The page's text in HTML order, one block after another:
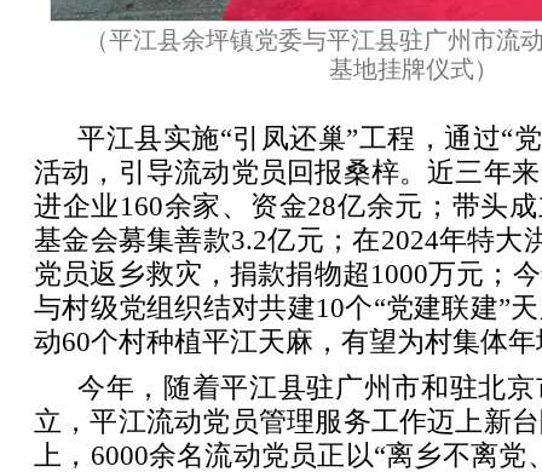
（平江县余坪镇党委与平江县驻广州市流
基地挂牌仪式）
平江县实施“引凤还巢”工程，通过“
活动，引导流动党员回报桑梓。近三年
进企业160余家、资金28亿余元；带头
基金会募集善款3.2亿元；在2024年特大
党员返乡救灾，捐款捐物超1000万元；
与村级党组织结对共建10个“党建联建”
动60个村种植平江天麻，有望为村集体
今年，随着平江县驻广州市和驻北
立，平江流动党员管理服务工作迈上新
上，6000余名流动党员正以“离乡不离